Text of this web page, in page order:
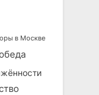
в Москве